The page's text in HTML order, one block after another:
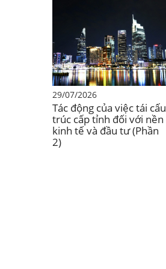
29/07/2026
Tác động của việc tái cấu
trúc cấp tỉnh đối với nền
kinh tế và đầu tư (Phần
2)